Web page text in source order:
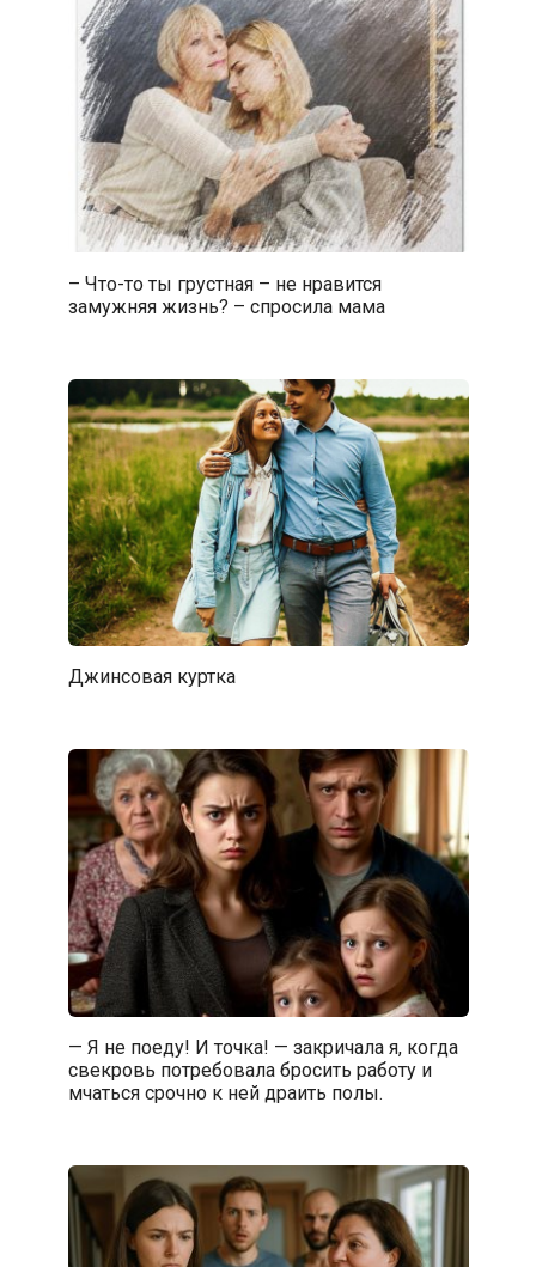
– Что-то ты грустная – не нравится
замужняя жизнь? – спросила мама
Джинсовая куртка
— Я не поеду! И точка! — закричала я, когда
свекровь потребовала бросить работу и
мчаться срочно к ней драить полы.